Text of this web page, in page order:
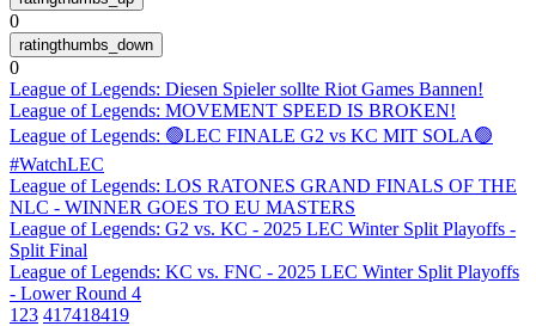
0
0
League of Legends: Diesen Spieler sollte Riot Games Bannen!
League of Legends: MOVEMENT SPEED IS BROKEN!
League of Legends: 🟢LEC FINALE G2 vs KC MIT SOLA🟢
#WatchLEC
League of Legends: LOS RATONES GRAND FINALS OF THE
NLC - WINNER GOES TO EU MASTERS
League of Legends: G2 vs. KC - 2025 LEC Winter Split Playoffs -
Split Final
League of Legends: KC vs. FNC - 2025 LEC Winter Split Playoffs
- Lower Round 4
1 23 417418419